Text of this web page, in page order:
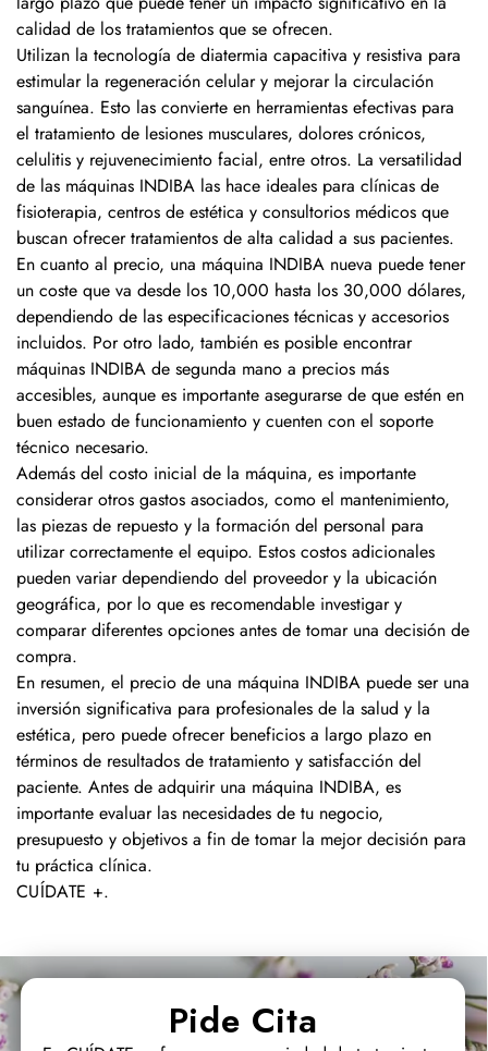
calidad de los tratamientos que se ofrecen.
Utilizan la tecnología de diatermia capacitiva y resistiva para
estimular la regeneración celular y mejorar la circulación
sanguínea. Esto las convierte en herramientas efectivas para
el tratamiento de lesiones musculares, dolores crónicos,
celulitis y rejuvenecimiento facial, entre otros. La versatilidad
de las máquinas INDIBA las hace ideales para clínicas de
fisioterapia, centros de estética y consultorios médicos que
buscan ofrecer tratamientos de alta calidad a sus pacientes.
En cuanto al precio, una máquina INDIBA nueva puede tener
un coste que va desde los 10,000 hasta los 30,000 dólares,
dependiendo de las especificaciones técnicas y accesorios
incluidos. Por otro lado, también es posible encontrar
máquinas INDIBA de segunda mano a precios más
accesibles, aunque es importante asegurarse de que estén en
buen estado de funcionamiento y cuenten con el soporte
técnico necesario.
Además del costo inicial de la máquina, es importante
considerar otros gastos asociados, como el mantenimiento,
las piezas de repuesto y la formación del personal para
utilizar correctamente el equipo. Estos costos adicionales
pueden variar dependiendo del proveedor y la ubicación
geográfica, por lo que es recomendable investigar y
comparar diferentes opciones antes de tomar una decisión de
compra.
En resumen, el precio de una máquina INDIBA puede ser una
inversión significativa para profesionales de la salud y la
estética, pero puede ofrecer beneficios a largo plazo en
términos de resultados de tratamiento y satisfacción del
paciente. Antes de adquirir una máquina INDIBA, es
importante evaluar las necesidades de tu negocio,
presupuesto y objetivos a fin de tomar la mejor decisión para
tu práctica clínica.
CUÍDATE +.
Pide Cita